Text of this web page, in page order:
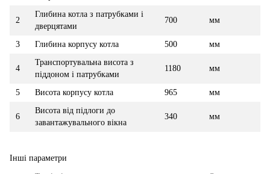
2
Глибина котла з патрубками і
дверцятами
700 мм
3 Глибина корпусу котла 500 мм
4
Транспортувальна висота з
піддоном і патрубками
1180 мм
5 Висота корпусу котла 965 мм
6
Висота від підлоги до
завантажувального вікна
340 мм
Інші параметри